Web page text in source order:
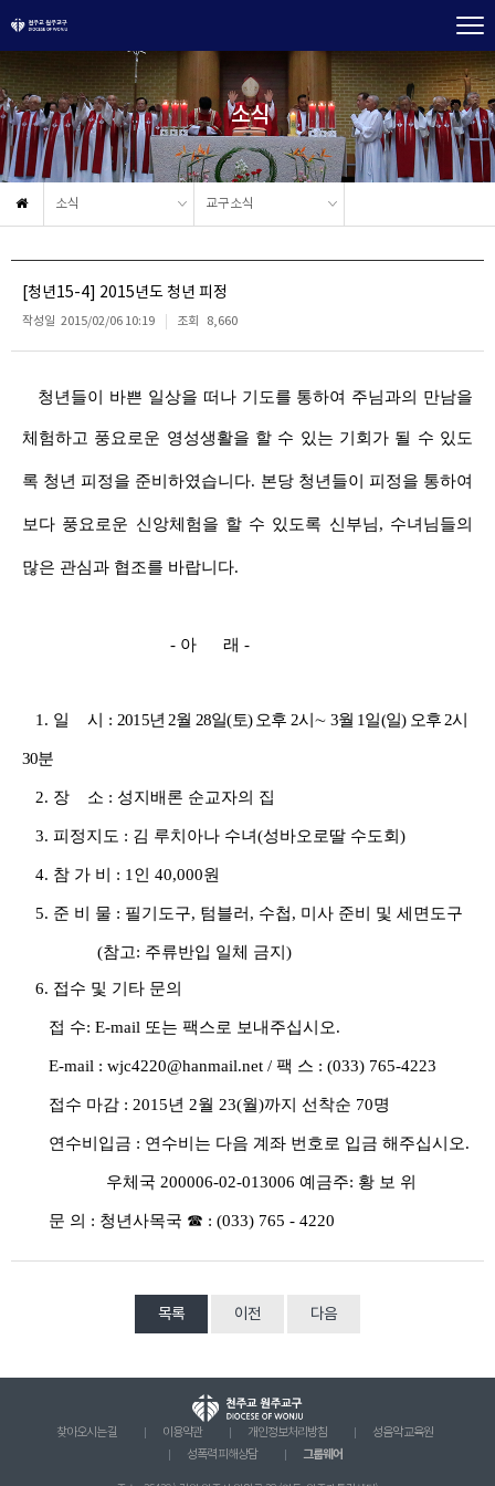
소식
소식 교구소식
[청년15-4] 2015년도 청년 피정
작성일 2015/02/06 10:19 조회 8,660
청년들이 바쁜 일상을 떠나 기도를 통하여 주님과의 만남을
체험하고 풍요로운 영성생활을 할 수 있는 기회가 될 수 있도
록 청년 피정을 준비하였습니다. 본당 청년들이 피정을 통하여
보다 풍요로운 신앙체험을 할 수 있도록 신부님, 수녀님들의
많은 관심과 협조를 바랍니다.
- 아 래 -
1. 일 시 : 2015년 2월 28일(토) 오후 2시 ∼ 3월 1일(일) 오후 2시
30분
2. 장 소 : 성지배론 순교자의 집
3. 피정지도 : 김 루치아나 수녀(성바오로딸 수도회 )
4. 참 가 비 : 1 인 40,000원
5. 준 비 물 : 필기도구, 텀블러 , 수첩, 미사 준비 및 세면도구
(참고: 주류반입 일체 금지 )
6. 접수 및 기타 문의
접 수: E-mail 또는 팩스로 보내주십시오.
E-mail : wjc4220@hanmail.net / 팩 스 : (033) 765-4223
접수 마감 : 2015년 2월 23(월)까지 선착순 70명
연수비입금 : 연수비는 다음 계좌 번호로 입금 해주십시오.
우체국 200006-02-013006 예금주: 황 보 위
문 의 : 청년사목국 ☎ : (033) 765 - 4220
목록 이전 다음
찾아오시는 길 이용약관 개인정보처리방침
성음악 교육원
성폭력 피해상담
그룹웨어